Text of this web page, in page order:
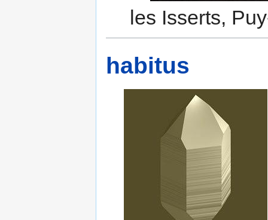
les Isserts,
habitus